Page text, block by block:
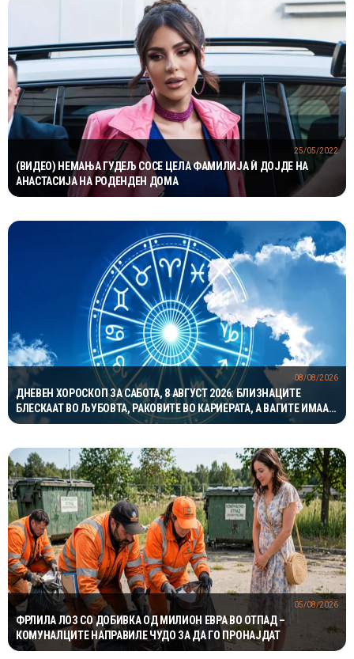
(ВИДЕО) НЕМАЊА ГУДЕЉ СОСЕ ЦЕЛА ФАМИЛИЈА Ѝ ДОЈДЕ НА
АНАСТАСИЈА НА РОДЕНДЕН ДОМА
25/05/2022
ДНЕВЕН ХОРОСКОП ЗА САБОТА, 8 АВГУСТ 2026: БЛИЗНАЦИТЕ
БЛЕСКААТ ВО ЉУБОВТА, РАКОВИТЕ ВО КАРИЕРАТА, А ВАГИТЕ ИМААТ
ОДЛИЧЕН ДЕН ЗА ХАРМОНИЈА
08/08/2026
ФРЛИЛА ЛОЗ СО ДОБИВКА ОД МИЛИОН ЕВРА ВО ОТПАД –
КОМУНАЛЦИТЕ НАПРАВИЛЕ ЧУДО ЗА ДА ГО ПРОНАЈДАТ
05/08/2026